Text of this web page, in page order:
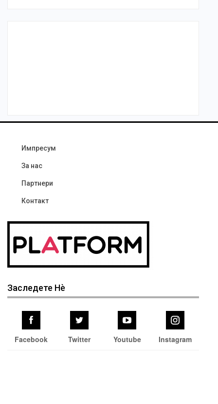
Импресум
За нас
Партнери
Контакт
Заследете Нѐ
Facebook Twitter Youtube Instagram